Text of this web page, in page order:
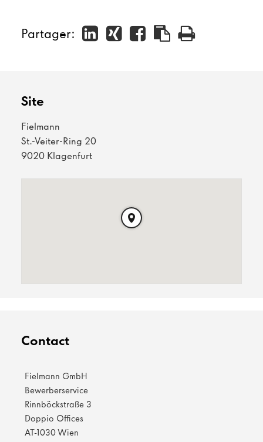
Partager:
Site
Fielmann
St.-Veiter-Ring 20
9020 Klagenfurt
Contact
Fielmann GmbH
Bewerberservice
Rinnböckstraße 3
Doppio Offices
AT-1030 Wien